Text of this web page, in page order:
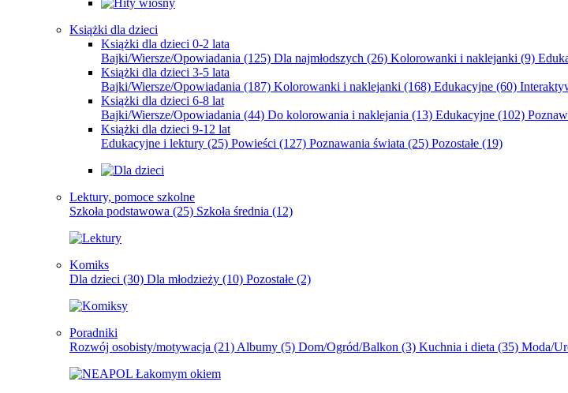
Książki dla dzieci
Książki dla dzieci 0-2 lata
Bajki/Wiersze/Opowiadania (125) Dla najmłodszych (26) Kolorowanki i naklejanki (9)
Książki dla dzieci 3-5 lata
Bajki/Wiersze/Opowiadania (187) Kolorowanki i naklejanki (168) Edukacyjne (60)
Książki dla dzieci 6-8 lat
Bajki/Wiersze/Opowiadania (44) Do kolorowania i naklejania (13) Edukacyjne (102)
Książki dla dzieci 9-12 lat
Edukacyjne i lektury (25) Powieści (127) Poznawania świata (25) Pozostałe (19)
Lektury, pomoce szkolne
Szkoła podstawowa (25) Szkoła średnia (12)
Komiks
Dla dzieci (30) Dla młodzieży (10) Pozostałe (2)
Poradniki
Rozwój osobisty/motywacja (21) Albumy (5) Dom/Ogród/Balkon (3) Kuchnia i dieta (35) Moda/